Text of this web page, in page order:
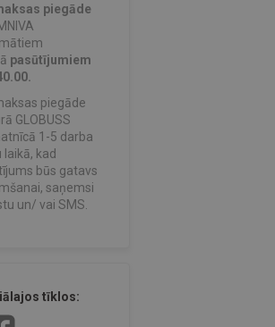
piegāde
pasūtījumiem
piegāde
GLOBUSS
1-5 darba
laikā, kad
būs gatavs
saņemsi
un/ vai SMS.
tīklos: